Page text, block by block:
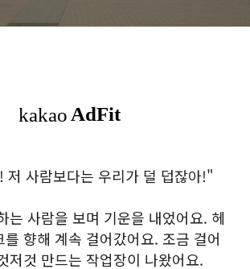
저 사람보다는 우리가 덜 덥잖아!"
는 사람을 보며 기운을 내었어요. 헤
향해 계속 걸어갔어요. 조금 걸어
저것 만드는 작업장이 나왔어요.